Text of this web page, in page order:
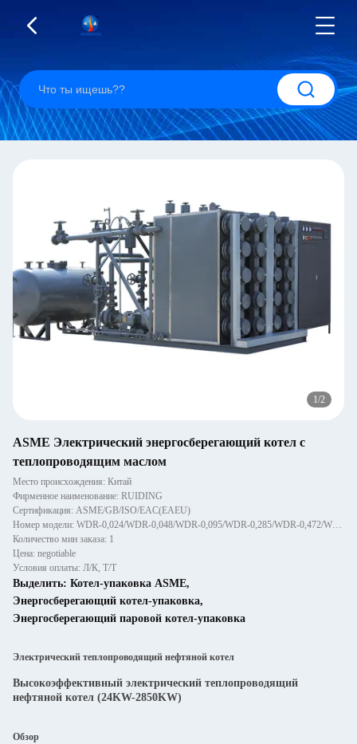
1/2
ASME Электрический энергосберегающий котел с
теплопроводящим маслом
Место происхождения: Китай
Фирменное наименование: RUIDING
Сертификация: ASME/GB/ISO/EAC(EAEU)
Номер модели: WDR-0,024/WDR-0,048/WDR-0,095/WDR-0,285/WDR-0,472/WDR-0,950/WDR-1,90/WDR-2,85
Количество мин заказа: 1
Цена: negotiable
Условия оплаты: Л/К, Т/Т
Выделить: Котел-упаковка ASME,
Энергосберегающий котел-упаковка,
Энергосберегающий паровой котел-упаковка
Электрический теплопроводящий нефтяной котел
Высокоэффективный электрический теплопроводящий
нефтяной котел (24KW-2850KW)
Обзор